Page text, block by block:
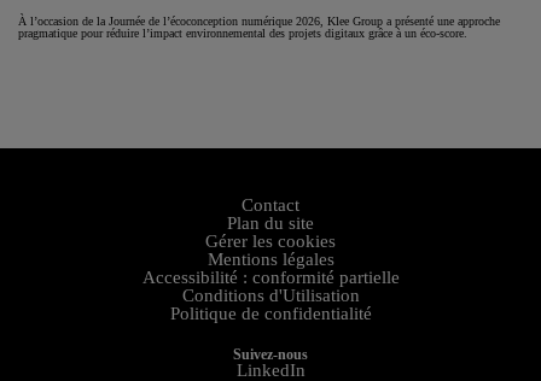
À l’occasion de la Journée de l’écoconception numérique 2026, Klee Group a présenté une approche
pragmatique pour réduire l’impact environnemental des projets digitaux grâce à un éco-score.
Contact
Plan du site
Gérer les cookies
Mentions légales
Accessibilité : conformité partielle
Conditions d'Utilisation
Politique de confidentialité
Suivez-nous
LinkedIn